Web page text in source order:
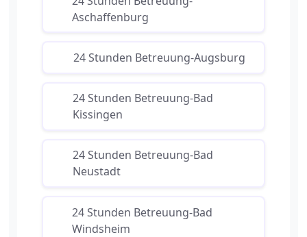
Aschaffenburg
24 Stunden Betreuung-Augsburg
24 Stunden Betreuung-Bad
Kissingen
24 Stunden Betreuung-Bad
Neustadt
24 Stunden Betreuung-Bad
Windsheim